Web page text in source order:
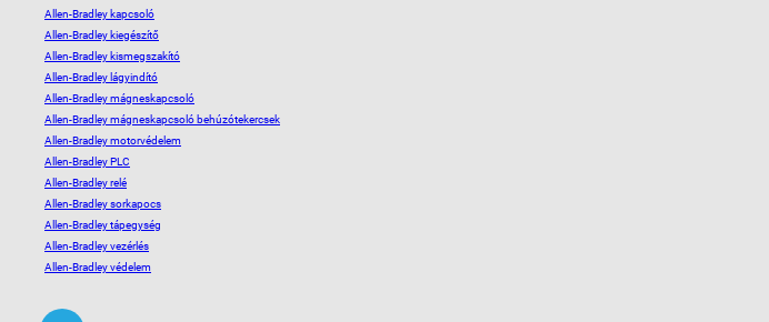
Allen-Bradley kapcsoló
Allen-Bradley kiegészítő
Allen-Bradley kismegszakító
Allen-Bradley lágyindító
Allen-Bradley mágneskapcsoló
Allen-Bradley mágneskapcsoló behúzótekercsek
Allen-Bradley motorvédelem
Allen-Bradley PLC
Allen-Bradley relé
Allen-Bradley sorkapocs
Allen-Bradley tápegység
Allen-Bradley vezérlés
Allen-Bradley védelem